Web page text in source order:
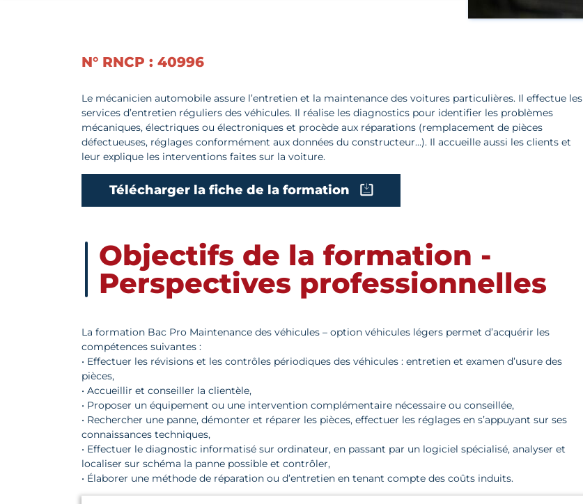
N° RNCP : 40996
Le mécanicien automobile assure l’entretien et la maintenance des voitures particulières. Il effectue les
services d’entretien réguliers des véhicules. Il réalise les diagnostics pour identifier les problèmes
mécaniques, électriques ou électroniques et procède aux réparations (remplacement de pièces
défectueuses, réglages conformément aux données du constructeur…). Il accueille aussi les clients et
leur explique les interventions faites sur la voiture.
Télécharger la fiche de la formation
Objectifs de la formation -
Perspectives professionnelles
La formation Bac Pro Maintenance des véhicules – option véhicules légers permet d’acquérir les
compétences suivantes :
• Effectuer les révisions et les contrôles périodiques des véhicules : entretien et examen d’usure des
pièces,
• Accueillir et conseiller la clientèle,
• Proposer un équipement ou une intervention complémentaire nécessaire ou conseillée,
• Rechercher une panne, démonter et réparer les pièces, effectuer les réglages en s’appuyant sur ses
connaissances techniques,
• Effectuer le diagnostic informatisé sur ordinateur, en passant par un logiciel spécialisé, analyser et
localiser sur schéma la panne possible et contrôler,
• Élaborer une méthode de réparation ou d’entretien en tenant compte des coûts induits.